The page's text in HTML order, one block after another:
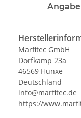
Marfitec GmbH
Dorfkamp 23a
46569 Hünxe
Deutschland
info@marfitec.de
https://